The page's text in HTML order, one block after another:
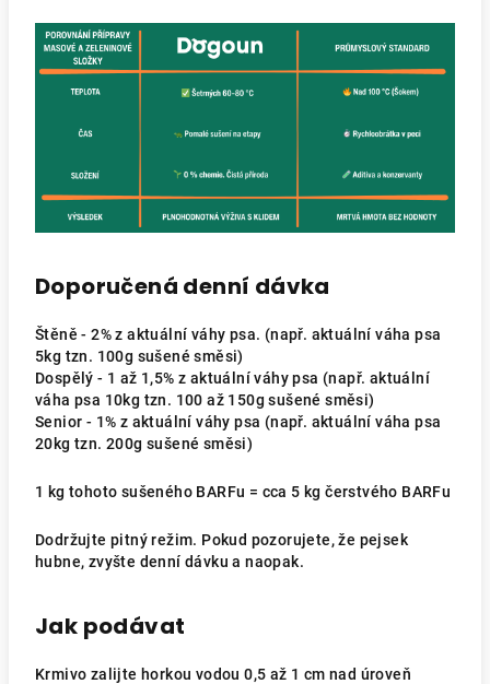
Doporučená denní dávka
Štěně - 2% z aktuální váhy psa. (např. aktuální váha psa
5kg tzn. 100g sušené směsi)
Dospělý - 1 až 1,5% z aktuální váhy psa (např. aktuální
váha psa 10kg tzn. 100 až 150g sušené směsi)
Senior - 1% z aktuální váhy psa (např. aktuální váha psa
20kg tzn. 200g sušené směsi)
1 kg tohoto sušeného BARFu = cca 5 kg čerstvého BARFu
Dodržujte pitný režim. Pokud pozorujete, že pejsek
hubne, zvyšte denní dávku a naopak.
Jak podávat
Krmivo zalijte horkou vodou 0,5 až 1 cm nad úroveň